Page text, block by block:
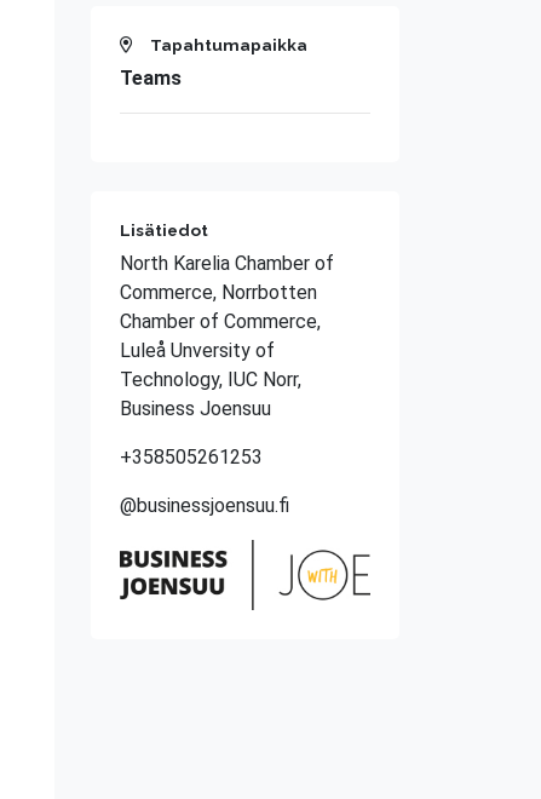
Tapahtumapaikka
Teams
Lisätiedot
North Karelia Chamber of
Commerce, Norrbotten
Chamber of Commerce,
Luleå Unversity of
Technology, IUC Norr,
Business Joensuu
+358505261253
@businessjoensuu.fi